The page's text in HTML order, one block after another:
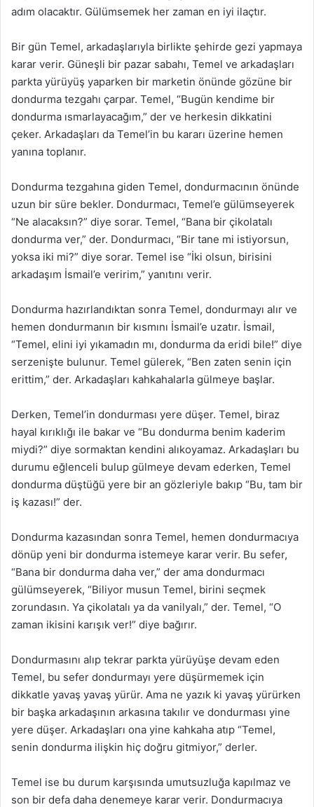
adım olacaktır. Gülümsemek her zaman en iyi ilaçtır.
Bir gün Temel, arkadaşlarıyla birlikte şehirde gezi yapmaya
karar verir. Güneşli bir pazar sabahı, Temel ve arkadaşları
parkta yürüyüş yaparken bir marketin önünde gözüne bir
dondurma tezgahı çarpar. Temel, “Bugün kendime bir
dondurma ısmarlayacağım,” der ve herkesin dikkatini
çeker. Arkadaşları da Temel’in bu kararı üzerine hemen
yanına toplanır.
Dondurma tezgahına giden Temel, dondurmacının önünde
uzun bir süre bekler. Dondurmacı, Temel’e gülümseyerek
“Ne alacaksın?” diye sorar. Temel, “Bana bir çikolatalı
dondurma ver,” der. Dondurmacı, “Bir tane mi istiyorsun,
yoksa iki mi?” diye sorar. Temel ise “İki olsun, birisini
arkadaşım İsmail’e veririm,” yanıtını verir.
Dondurma hazırlandıktan sonra Temel, dondurmayı alır ve
hemen dondurmanın bir kısmını İsmail’e uzatır. İsmail,
“Temel, elini iyi yıkamadın mı, dondurma da eridi bile!” diye
serzenişte bulunur. Temel gülerek, “Ben zaten senin için
erittim,” der. Arkadaşları kahkahalarla gülmeye başlar.
Derken, Temel’in dondurması yere düşer. Temel, biraz
hayal kırıklığı ile bakar ve “Bu dondurma benim kaderim
miydi?” diye sormaktan kendini alıkoyamaz. Arkadaşları bu
durumu eğlenceli bulup gülmeye devam ederken, Temel
dondurma düştüğü yere bir an gözleriyle bakıp “Bu, tam bir
iş kazası!” der.
Dondurma kazasından sonra Temel, hemen dondurmacıya
dönüp yeni bir dondurma istemeye karar verir. Bu sefer,
“Bana bir dondurma daha ver,” der ama dondurmacı
gülümseyerek, “Biliyor musun Temel, birini seçmek
zorundasın. Ya çikolatalı ya da vanilyalı,” der. Temel, “O
zaman ikisini karışık ver!” diye bağırır.
Dondurmasını alıp tekrar parkta yürüyüşe devam eden
Temel, bu sefer dondurmayı yere düşürmemek için
dikkatle yavaş yavaş yürür. Ama ne yazık ki yavaş yürürken
bir başka arkadaşının arkasına takılır ve dondurması yine
yere düşer. Arkadaşları ona yine kahkaha atıp “Temel,
senin dondurma ilişkin hiç doğru gitmiyor,” derler.
Temel ise bu durum karşısında umutsuzluğa kapılmaz ve
son bir defa daha denemeye karar verir. Dondurmacıya